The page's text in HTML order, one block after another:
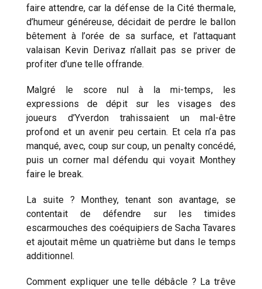
faire attendre, car la défense de la Cité thermale,
d’humeur généreuse, décidait de perdre le ballon
bêtement à l’orée de sa surface, et l’attaquant
valaisan Kevin Derivaz n’allait pas se priver de
profiter d’une telle offrande.
Malgré le score nul à la mi-temps, les
expressions de dépit sur les visages des
joueurs d’Yverdon trahissaient un mal-être
profond et un avenir peu certain. Et cela n’a pas
manqué, avec, coup sur coup, un penalty concédé,
puis un corner mal défendu qui voyait Monthey
faire le break.
La suite ? Monthey, tenant son avantage, se
contentait de défendre sur les timides
escarmouches des coéquipiers de Sacha Tavares
et ajoutait même un quatrième but dans le temps
additionnel.
Comment expliquer une telle débâcle ? La trêve